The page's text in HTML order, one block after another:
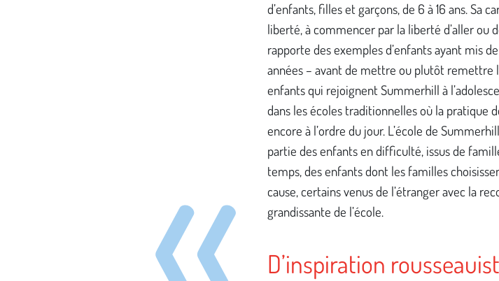
d’enfants, filles et garçons, de 6 à 16 ans. Sa
liberté, à commencer par la liberté d’aller ou
rapporte des exemples d’enfants ayant mis
années – avant de mettre ou plutôt remettre
enfants qui rejoignent Summerhill à
dans les écoles traditionnelles où la pratique
encore à l’ordre du jour. L’école de
partie des enfants en difficulté, issus de
temps, des enfants dont les familles
cause, certains venus de l’étranger avec la
grandissante de l’école.
D’inspiration